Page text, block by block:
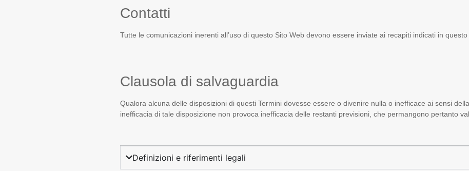
Contatti
Tutte le comunicazioni inerenti all’uso di questo Sito Web devono essere inviate ai recapiti indicati in questo
Clausola di salvaguardia
Qualora alcuna delle disposizioni di questi Termini dovesse essere o divenire nulla o inefficace ai sensi
inefficacia di tale disposizione non provoca inefficacia delle restanti previsioni, che permangono pertanto
Definizioni e riferimenti legali